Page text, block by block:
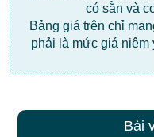
có sẵn và
Bảng giá trên chỉ
phải là mức giá niêm
Bài